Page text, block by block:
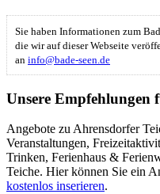
Sie haben Informationen zum
die wir auf dieser Webseite
an info@bade-seen.de
Unsere Empfehlungen
Angebote zu Ahrensdorfer
Veranstaltungen,
Trinken, Ferienhaus &
Teiche. Hier können Sie ein
kostenlos inserieren.